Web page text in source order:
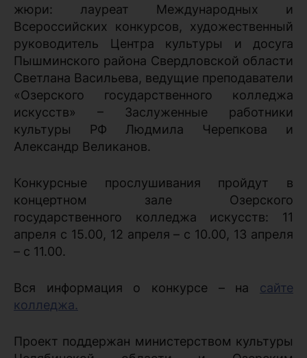
жюри: лауреат Международных и
Всероссийских конкурсов, художественный
руководитель Центра культуры и досуга
Пышминского района Свердловской области
Светлана Васильева, ведущие преподаватели
«Озерского государственного колледжа
искусств» – Заслуженные работники
культуры РФ Людмила Черепкова и
Александр Великанов.
Конкурсные прослушивания пройдут в
концертном зале Озерского
государственного колледжа искусств: 11
апреля с 15.00, 12 апреля – с 10.00, 13 апреля
– с 11.00.
Вся информация о конкурсе – на сайте
колледжа.
Проект поддержан министерством культуры